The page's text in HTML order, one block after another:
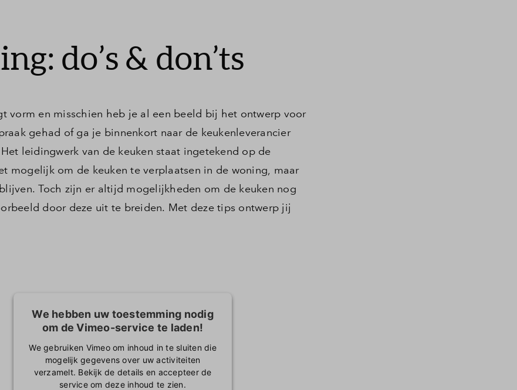
do’s & don’ts
vorm en misschien heb je al een beeld bij het ontwerp voor
gehad of ga je binnenkort naar de keukenleverancier
leidingwerk van de keuken staat ingetekend op de
mogelijk om de keuken te verplaatsen in de woning, maar
Toch zijn er altijd mogelijkheden om de keuken nog
door deze uit te breiden. Met deze tips ontwerp jij
We hebben uw toestemming nodig
om de Vimeo-service te laden!
We gebruiken Vimeo om inhoud in te sluiten die
mogelijk gegevens over uw activiteiten
verzamelt. Bekijk de details en accepteer de
service om deze inhoud te zien.